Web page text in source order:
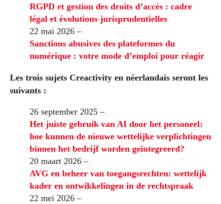
RGPD et gestion des droits d’accès : cadre
légal et évolutions jurisprudentielles
22 mai 2026 –
Sanctions abusives des plateformes du
numérique : votre mode d’emploi pour réagir
Les trois sujets Creactivity en néerlandais seront les
suivants :
26 september 2025 –
Het juiste gebruik van AI door het personeel:
hoe kunnen de nieuwe wettelijke verplichtingen
binnen het bedrijf worden geïntegreerd?
20 maart 2026 –
AVG en beheer van toegangsrechten: wettelijk
kader en ontwikkelingen in de rechtspraak
22 mei 2026 –